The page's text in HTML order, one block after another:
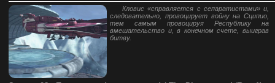
Кловис «справляется с сепаратистами» и,
следовательно, провоцирует войну на Сципио,
тем самым провоцируя Республику на
вмешательство и, в конечном счете, выиграв
битву.